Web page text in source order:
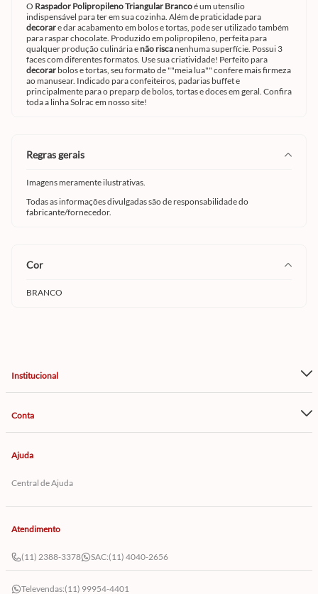
O Raspador Polipropileno Triangular Brancoé um utensílio
indispensável para ter em sua cozinha. Além de praticidade para
decorare dar acabamento em bolos e tortas, pode ser utilizado também
para raspar chocolate. Produzido em polipropileno, perfeita para
qualquer produção culinária enão riscanenhuma superfície. Possui 3
faces com diferentes formatos. Use sua criatividade! Perfeito para
decorar bolos e tortas, seu formato de ""meia lua"" confere mais firmeza
ao manusear. Indicado para confeiteiros, padarias buffet e
principalmente para o preparp de bolos, tortas e doces em geral. Confira
toda a linhaSolrac em nosso site!
regras gerais
Imagens meramente ilustrativas.
Todas as informações divulgadas são de responsabilidade do
fabricante/fornecedor.
cor
BRANCO
Institucional
Conta
Ajuda
Central de Ajuda
Atendimento
(11) 2388-3378 SAC:(11) 4040-2656
Televendas:(11) 99954-4401